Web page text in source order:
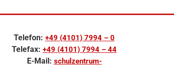
Telefon: +49 (4101) 7994 – 0
Telefax: +49 (4101) 7994 – 44
E-Mail: schulzentrum-